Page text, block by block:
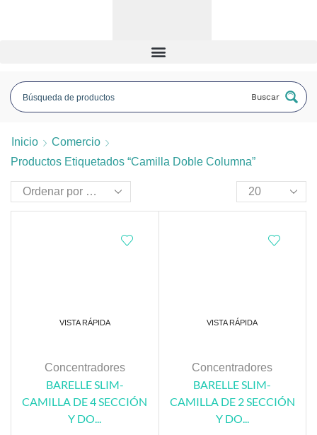
Buscar
Inicio
Comercio
Productos Etiquetados “camilla Doble Columna”
VISTA RÁPIDA
Concentradores
BARELLE SLIM-
CAMILLA DE 4 SECCIÓN
Y DO...
VISTA RÁPIDA
Concentradores
BARELLE SLIM-
CAMILLA DE 2 SECCIÓN
Y DO...